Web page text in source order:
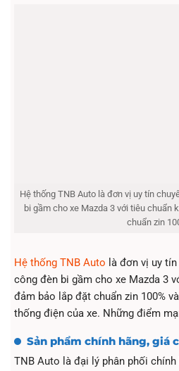
Hệ thống TNB Auto là đơn vị uy tín
bi gầm cho xe Mazda 3 với tiêu chuẩn
chuẩn zin
Hệ thống TNB Auto là đơn vị uy
công đèn bi gầm cho xe Mazda 3
đảm bảo lắp đặt chuẩn zin 100%
thống điện của xe. Những điểm
Sản phẩm chính hãng, giá
TNB Auto là đại lý phân phối